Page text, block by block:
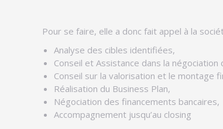
Pour se faire, elle a donc fait appel à la
Analyse des cibles identifiées,
Conseil et Assistance dans la
Conseil sur la valorisation et le montage
Réalisation du Business Plan,
Négociation des financements bancaires,
Accompagnement jusqu’au closing